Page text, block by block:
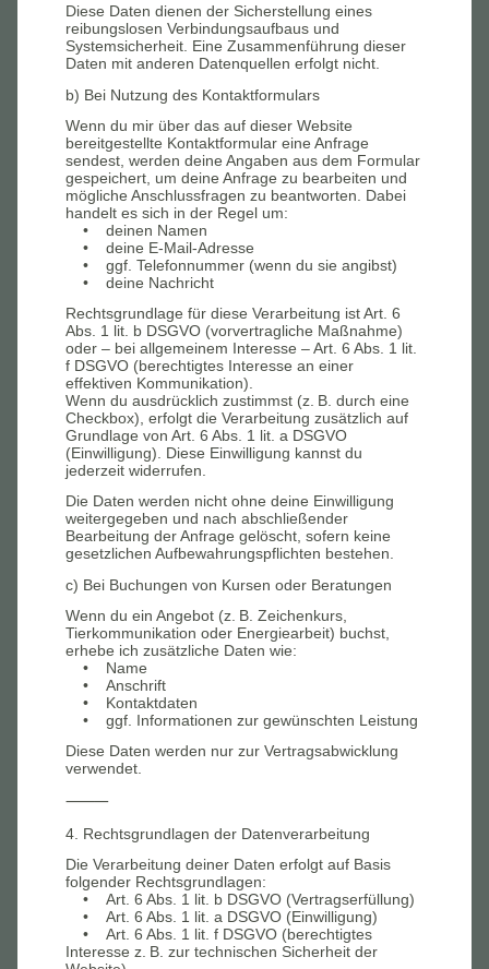
Diese Daten dienen der Sicherstellung eines
reibungslosen Verbindungsaufbaus und
Systemsicherheit. Eine Zusammenführung dieser
Daten mit anderen Datenquellen erfolgt nicht.
b) Bei Nutzung des Kontaktformulars
Wenn du mir über das auf dieser Website
bereitgestellte Kontaktformular eine Anfrage
sendest, werden deine Angaben aus dem Formular
gespeichert, um deine Anfrage zu bearbeiten und
mögliche Anschlussfragen zu beantworten. Dabei
handelt es sich in der Regel um:
• deinen Namen
• deine E-Mail-Adresse
• ggf. Telefonnummer (wenn du sie angibst)
• deine Nachricht
Rechtsgrundlage für diese Verarbeitung ist Art. 6
Abs. 1 lit. b DSGVO (vorvertragliche Maßnahme)
oder – bei allgemeinem Interesse – Art. 6 Abs. 1 lit.
f DSGVO (berechtigtes Interesse an einer
effektiven Kommunikation).
Wenn du ausdrücklich zustimmst (z. B. durch eine
Checkbox), erfolgt die Verarbeitung zusätzlich auf
Grundlage von Art. 6 Abs. 1 lit. a DSGVO
(Einwilligung). Diese Einwilligung kannst du
jederzeit widerrufen.
Die Daten werden nicht ohne deine Einwilligung
weitergegeben und nach abschließender
Bearbeitung der Anfrage gelöscht, sofern keine
gesetzlichen Aufbewahrungspflichten bestehen.
c) Bei Buchungen von Kursen oder Beratungen
Wenn du ein Angebot (z. B. Zeichenkurs,
Tierkommunikation oder Energiearbeit) buchst,
erhebe ich zusätzliche Daten wie:
• Name
• Anschrift
• Kontaktdaten
• ggf. Informationen zur gewünschten Leistung
Diese Daten werden nur zur Vertragsabwicklung
verwendet.
⸻
4. Rechtsgrundlagen der Datenverarbeitung
Die Verarbeitung deiner Daten erfolgt auf Basis
folgender Rechtsgrundlagen:
• Art. 6 Abs. 1 lit. b DSGVO (Vertragserfüllung)
• Art. 6 Abs. 1 lit. a DSGVO (Einwilligung)
• Art. 6 Abs. 1 lit. f DSGVO (berechtigtes
Interesse z. B. zur technischen Sicherheit der